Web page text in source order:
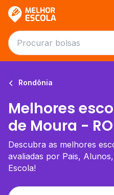
Rondônia
Melhores
de Moura - RO
Descubra as melhores
avaliadas por Pais,
Escola!